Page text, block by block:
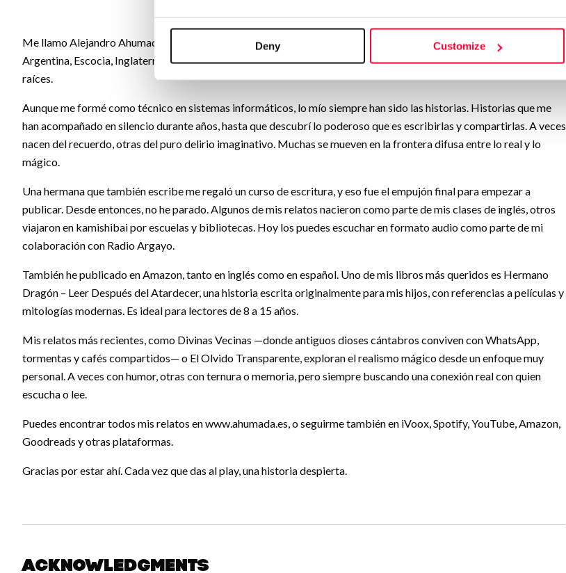
Deny Customize
Me llamo Alejandro Ahumada. Nací en Chile, pero llevo desde los 10 años recorriendo países y culturas: viví en
Argentina, Escocia, Inglaterra, Irlanda, Francia… y desde hace más de 25 años, en Cantabria, donde he echado
raíces.
Aunque me formé como técnico en sistemas informáticos, lo mío siempre han sido las historias. Historias que me
han acompañado en silencio durante años, hasta que descubrí lo poderoso que es escribirlas y compartirlas. A veces
nacen del recuerdo, otras del puro delirio imaginativo. Muchas se mueven en la frontera difusa entre lo real y lo
mágico.
Una hermana que también escribe me regaló un curso de escritura, y eso fue el empujón final para empezar a
publicar. Desde entonces, no he parado. Algunos de mis relatos nacieron como parte de mis clases de inglés, otros
viajaron en kamishibai por escuelas y bibliotecas. Hoy los puedes escuchar en formato audio como parte de mi
colaboración con Radio Argayo.
También he publicado en Amazon, tanto en inglés como en español. Uno de mis libros más queridos es Hermano
Dragón – Leer Después del Atardecer, una historia escrita originalmente para mis hijos, con referencias a películas y
mitologías modernas. Es ideal para lectores de 8 a 15 años.
Mis relatos más recientes, como Divinas Vecinas —donde antiguos dioses cántabros conviven con WhatsApp,
tormentas y cafés compartidos— o El Olvido Transparente, exploran el realismo mágico desde un enfoque muy
personal. A veces con humor, otras con ternura o memoria, pero siempre buscando una conexión real con quien
escucha o lee.
Puedes encontrar todos mis relatos en www.ahumada.es, o seguirme también en iVoox, Spotify, YouTube, Amazon,
Goodreads y otras plataformas.
Gracias por estar ahí. Cada vez que das al play, una historia despierta.
Acknowledgments